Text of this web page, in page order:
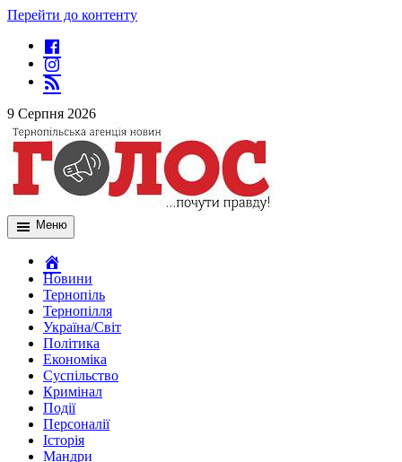
Перейти до контенту
9 Серпня 2026
Меню
Новини
Тернопіль
Тернопілля
Україна/Світ
Політика
Економіка
Суспільство
Кримінал
Події
Персоналії
Історія
Мандри